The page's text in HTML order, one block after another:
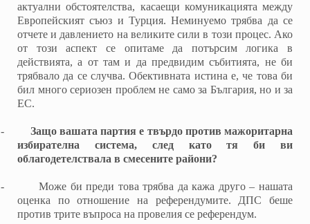
актуални обстоятелства, касаещи комуникацията между
Европейският съюз и Турция. Неминуемо трябва да се
отчете и давлението на великите сили в този процес. Ако
от този аспект се опитаме да потърсим логика в
действията, а от там и да предвидим събитията, не би
трябвало да се случва. Обективната истина е, че това би
бил много сериозен проблем не само за България, но и за
ЕС.
-
Защо вашата партия е твърдо против мажоритарна
избирателна система, след като тя би ви
облагодетелствала в смесените райони?
-
Може би преди това трябва да кажа друго – нашата
оценка по отношение на референдумите. ДПС беше
против трите въпроса на провелия се референдум.